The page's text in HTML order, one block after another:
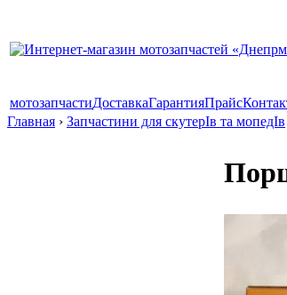
мотозапчастиДоставкаГарантияПрайс
Главная › Запчастини для скутерІв та мопедІв